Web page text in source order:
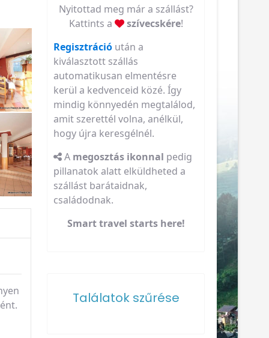
Nyitottad meg már a szállást?
Kattints a
szívecskére!
Regisztráció után a
kiválasztott szállás
automatikusan elmentésre
kerül a kedvenceid közé. Így
mindig könnyedén megtalálod,
amit szerettél volna, anélkül,
hogy újra keresgélnél.
A megosztás ikonnal pedig
pillanatok alatt elküldheted a
szállást barátaidnak,
családodnak.
Smart travel starts here!
Találatok szűrése